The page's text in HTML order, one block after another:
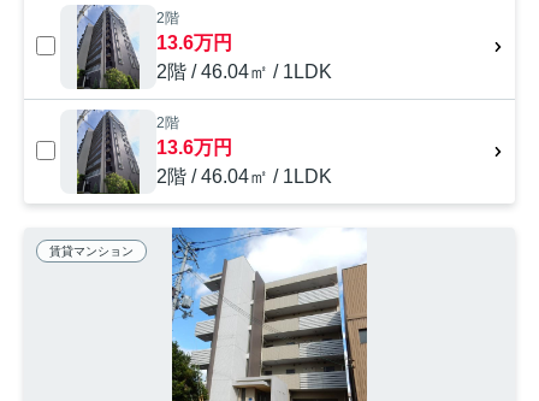
2階
13.6万円
2階 / 46.04㎡ / 1LDK
2階
13.6万円
2階 / 46.04㎡ / 1LDK
賃貸マンション